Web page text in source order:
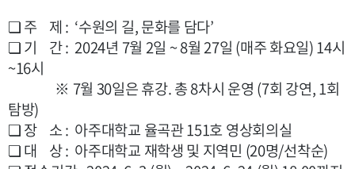
❏ 주 제 : ‘수원의 길, 문화를 담다’
❏ 기 간 : 2024년 7월 2일 ~ 8월 27일 (매주 화요일) 14시
~16시
※ 7월 30일은 휴강. 총 8차시 운영 (7회 강연, 1회
탐방)
❏ 장 소 : 아주대학교 율곡관 151호 영상회의실
❏ 대 상 : 아주대학교 재학생 및 지역민 (20명/선착순)